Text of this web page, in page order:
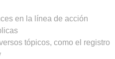
en la línea de acción
tópicos, como el registro